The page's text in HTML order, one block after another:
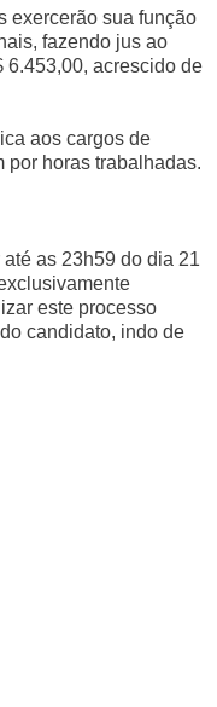
exercerão sua função
fazendo jus ao
6.453,00, acrescido de
aos cargos de
por horas trabalhadas.
as 23h59 do dia 21
este processo
candidato, indo de